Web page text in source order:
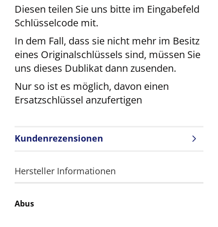
Diesen teilen Sie uns bitte im Eingabefeld
Schlüsselcode mit.
In dem Fall, dass sie nicht mehr im Besitz
eines Originalschlüssels sind, müssen Sie
uns dieses Dublikat dann zusenden.
Nur so ist es möglich, davon einen
Ersatzschlüssel anzufertigen
Kundenrezensionen
Hersteller Informationen
Abus